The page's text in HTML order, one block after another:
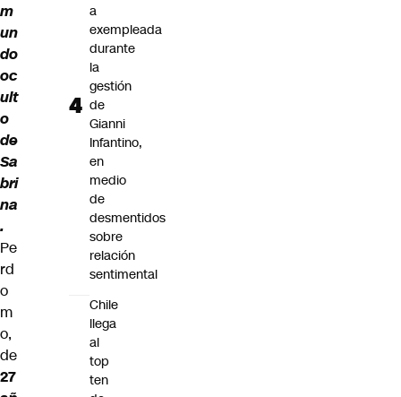
m
un
do
oc
ult
o
de
Sa
bri
na
.
Pe
rd
o
m
o,
de
27
a
exempleada
durante
la
gestión
de
Gianni
Infantino,
en
medio
de
desmentidos
sobre
relación
sentimental
Chile
llega
al
top
ten